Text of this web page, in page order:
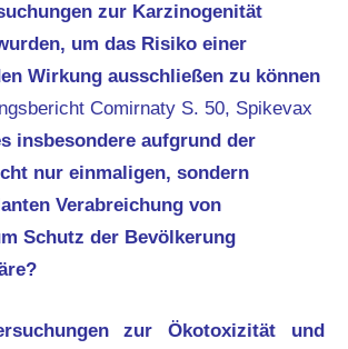
zur Karzinogenität
um das Risiko einer
Wirkung ausschließen zu können
Comirnaty S. 50, Spikevax
insbesondere aufgrund der
nur einmaligen, sondern
Verabreichung von
Schutz der Bevölkerung
zur Ökotoxizität und